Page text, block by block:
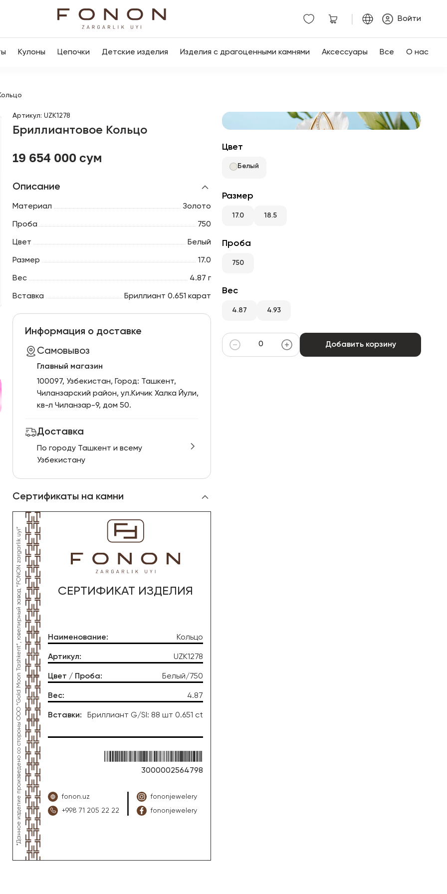
Войти
Кулоны Цепочки Детские изделия Изделия с драгоценными камнями Аксессуары Все О нас
Артикул: UZK1278
Бриллиантовое Кольцо
19 654 000 сум
Описание
Материал Золото
Проба 750
Цвет Белый
Размер 17.0
Вес 4.87 г
Вставка Бриллиант 0.651 карат
Информация о доставке
Самовывоз
Главный магазин
100097, Узбекистан, Город: Ташкент,
Чиланзарский pайон, ул.Кичик Халка Йули,
кв-л Чиланзар-9, дом 50.
Доставка
По городу Ташкент и всему
Узбекистану
Сертификаты на камни
*Данное изделие произведено со стороны OOO “Gold Moon Tashkent”, ювелирный завод “FONON zargarlik uyi” СЕРТИФИКАТ ИЗДЕЛИЯ
Наименование: Кольцо
Артикул: UZK1278
Цвет / Проба: Белый/750
Вес: 4.87
Вставки: Бриллиант G/SI: 88 шт 0.651 ct
3000002564798
fonon.uz
+998 71 205 22 22
fononjewelery
fononjewelery
Цвет
Белый
Размер
17.0 18.5
Проба
750
Вес
4.87 4.93
Добавить корзину